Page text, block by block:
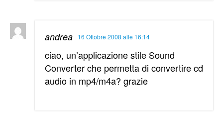
andrea 16 Ottobre 2008 alle 16:14
ciao, un’applicazione stile Sound
Converter che permetta di convertire cd
audio in mp4/m4a? grazie